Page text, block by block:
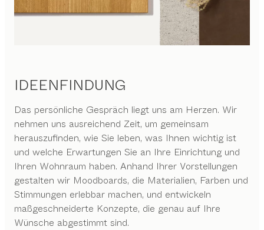
IDEENFINDUNG
Das persönliche Gespräch liegt uns am Herzen. Wir
nehmen uns ausreichend Zeit, um gemeinsam
herauszufinden, wie Sie leben, was Ihnen wichtig ist
und welche Erwartungen Sie an Ihre Einrichtung und
Ihren Wohnraum haben. Anhand Ihrer Vorstellungen
gestalten wir Moodboards, die Materialien, Farben und
Stimmungen erlebbar machen, und entwickeln
maßgeschneiderte Konzepte, die genau auf Ihre
Wünsche abgestimmt sind.